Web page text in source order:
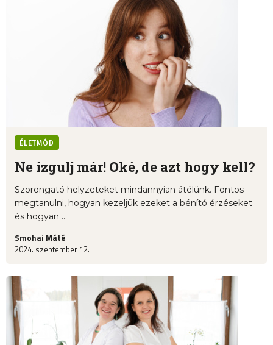
ÉLETMÓD
Ne izgulj már! Oké, de azt hogy kell?
Szorongató helyzeteket mindannyian átélünk. Fontos
megtanulni, hogyan kezeljük ezeket a bénító érzéseket
és hogyan ...
Smohai Máté
2024. szeptember 12.